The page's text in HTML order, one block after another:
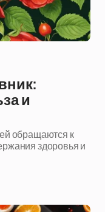
и
обращаются к
здоровья и